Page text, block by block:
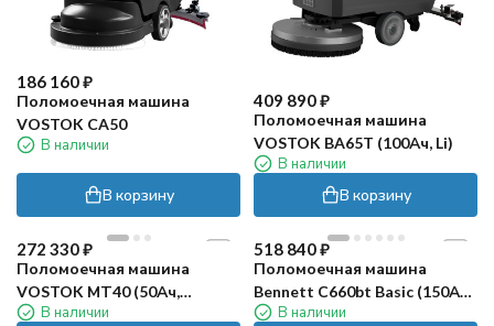
186 160₽
Поломоечная машина
VOSTOK CA50
В наличии
В корзину
409 890₽
Поломоечная машина
VOSTOK BA65T (100Ач, Li)
В наличии
В корзину
272 330₽
Поломоечная машина
VOSTOK МТ40 (50Ач,
многофункциональная
В наличии
518 840₽
Поломоечная машина
Bennett С660bt Basic (150Ач,
Li) В наличии